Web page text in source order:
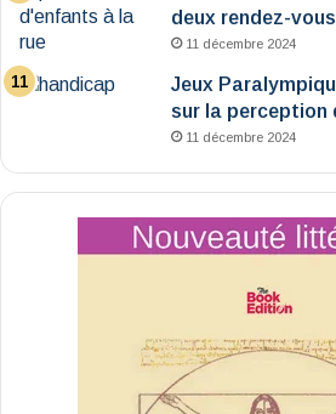
deux rendez-
11 décembre 2024
Jeux
sur la perception
11 décembre 2024